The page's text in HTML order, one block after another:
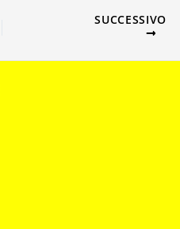
SUCCESSIVO